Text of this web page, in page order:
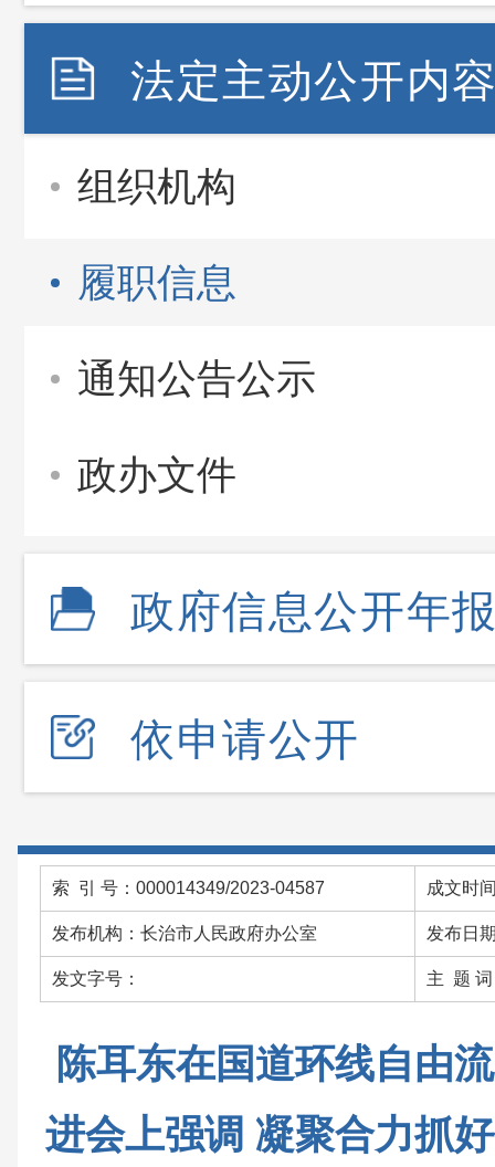
法定主动公开内
组织机构
履职信息
通知公告公示
政办文件
政府信息公开年
依申请公开
索 引 号：000014349/2023-04587 成文时
发布机构：长治市人民政府办公室 发布日
发文字号： 主 题 词
陈耳东在国道环线自由
进会上强调 凝聚合力抓